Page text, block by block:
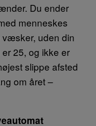
Du ender
menneskes
væsker, uden din
25, og ikke er
slippe afsted
om året –